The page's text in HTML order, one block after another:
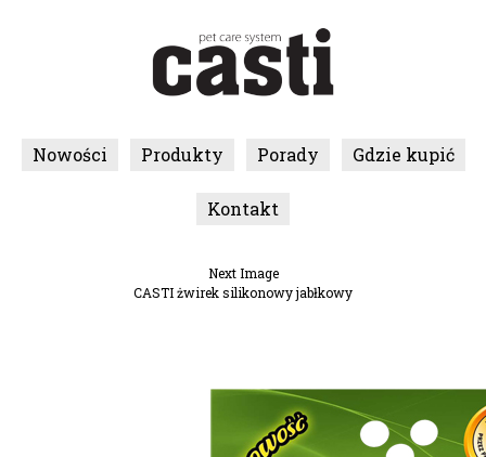
Nowości Produkty Porady Gdzie kupić
Kontakt
Next Image
CASTI żwirek silikonowy jabłkowy